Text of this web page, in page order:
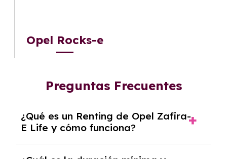
Opel Rocks-e
Preguntas Frecuentes
¿Qué es un Renting de Opel Zafira-
E Life y cómo funciona?